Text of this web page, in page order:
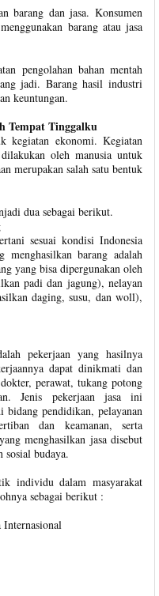
barang dan jasa. Konsumen
barang atau jasa
pengolahan bahan mentah
jadi. Barang hasil industri
keuntungan.
Tempat Tinggalku
kegiatan ekonomi. Kegiatan
oleh manusia untuk
merupakan salah satu bentuk
dua sebagai berikut.
sesuai kondisi Indonesia
menghasilkan barang adalah
yang bisa dipergunakan oleh
padi dan jagung), nelayan
daging, susu, dan woll),
pekerjaan yang hasilnya
dapat dinikmati dan
perawat, tukang potong
Jenis pekerjaan jasa ini
bidang pendidikan, pelayanan
dan keamanan, serta
menghasilkan jasa disebut
sosial budaya.
individu dalam masyarakat
sebagai berikut :